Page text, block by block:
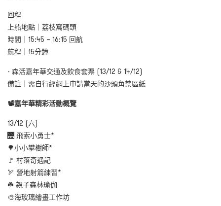
回程
上船地點｜荔枝窩碼頭
時間｜15:45 – 16:15 回航
航程｜15分鐘
- 森活嘉年華交通及飲食套票 (13/12 & 14/12)
備註｜需自行經網上申請當天的沙頭角禁區紙
📽️嘉年華精彩活動概覽
13/12 (六)
🌉 飛索小勇士*
🌳小小攀樹師*
🚩 村落奇遇記
🏹 營地射箭練習*
☘️ 親子森林瑜伽
🎨海玻璃繪畫工作坊